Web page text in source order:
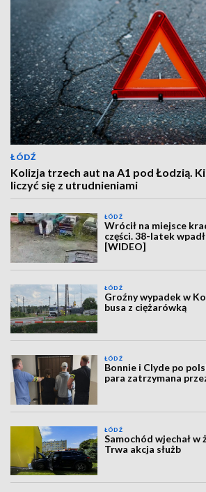
ŁÓDŹ
Kolizja trzech aut na A1 pod Łodzią.
liczyć się z utrudnieniami
ŁÓDŹ
Wrócił na miejsce
części. 38-latek
[WIDEO]
ŁÓDŹ
Groźny wypadek w
busa z ciężarówką
ŁÓDŹ
Bonnie i Clyde po
para zatrzymana
ŁÓDŹ
Samochód wjechał w
Trwa akcja służb